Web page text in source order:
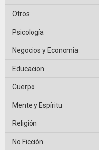
Otros
Psicología
Negocios y Economia
Educacion
Cuerpo
Mente y Espíritu
Religión
No Ficción